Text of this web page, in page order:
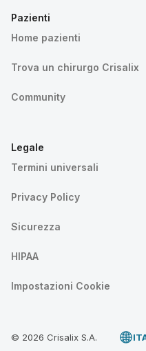
Pazienti
Home pazienti
Trova un chirurgo Crisalix
Community
Legale
Termini universali
Privacy Policy
Sicurezza
HIPAA
Impostazioni Cookie
© 2026 Crisalix S.A.